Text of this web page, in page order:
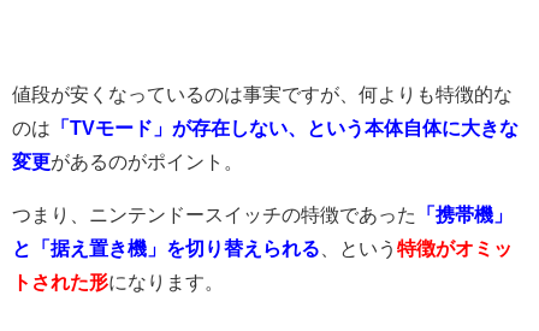
値段が安くなっているのは事実ですが、何よりも特徴的な
のは 「TVモード」が存在しない、という本体自体に大きな
変更があるのがポイント。
つまり、ニンテンドースイッチの特徴であった
「携帯機」
と「据え置き機」を切り替えられる 、という 特徴がオミッ
トされた形になります。